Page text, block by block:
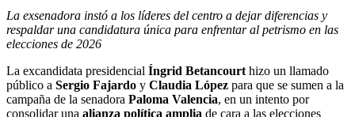
La exsenadora instó a los líderes del centro a dejar diferencias y
respaldar una candidatura única para enfrentar al petrismo en las
elecciones de 2026
La excandidata presidencial Íngrid Betancourt hizo un llamado
público a Sergio Fajardo y Claudia López para que se sumen a la
campaña de la senadora Paloma Valencia, en un intento por
consolidar una alianza política amplia de cara a las elecciones